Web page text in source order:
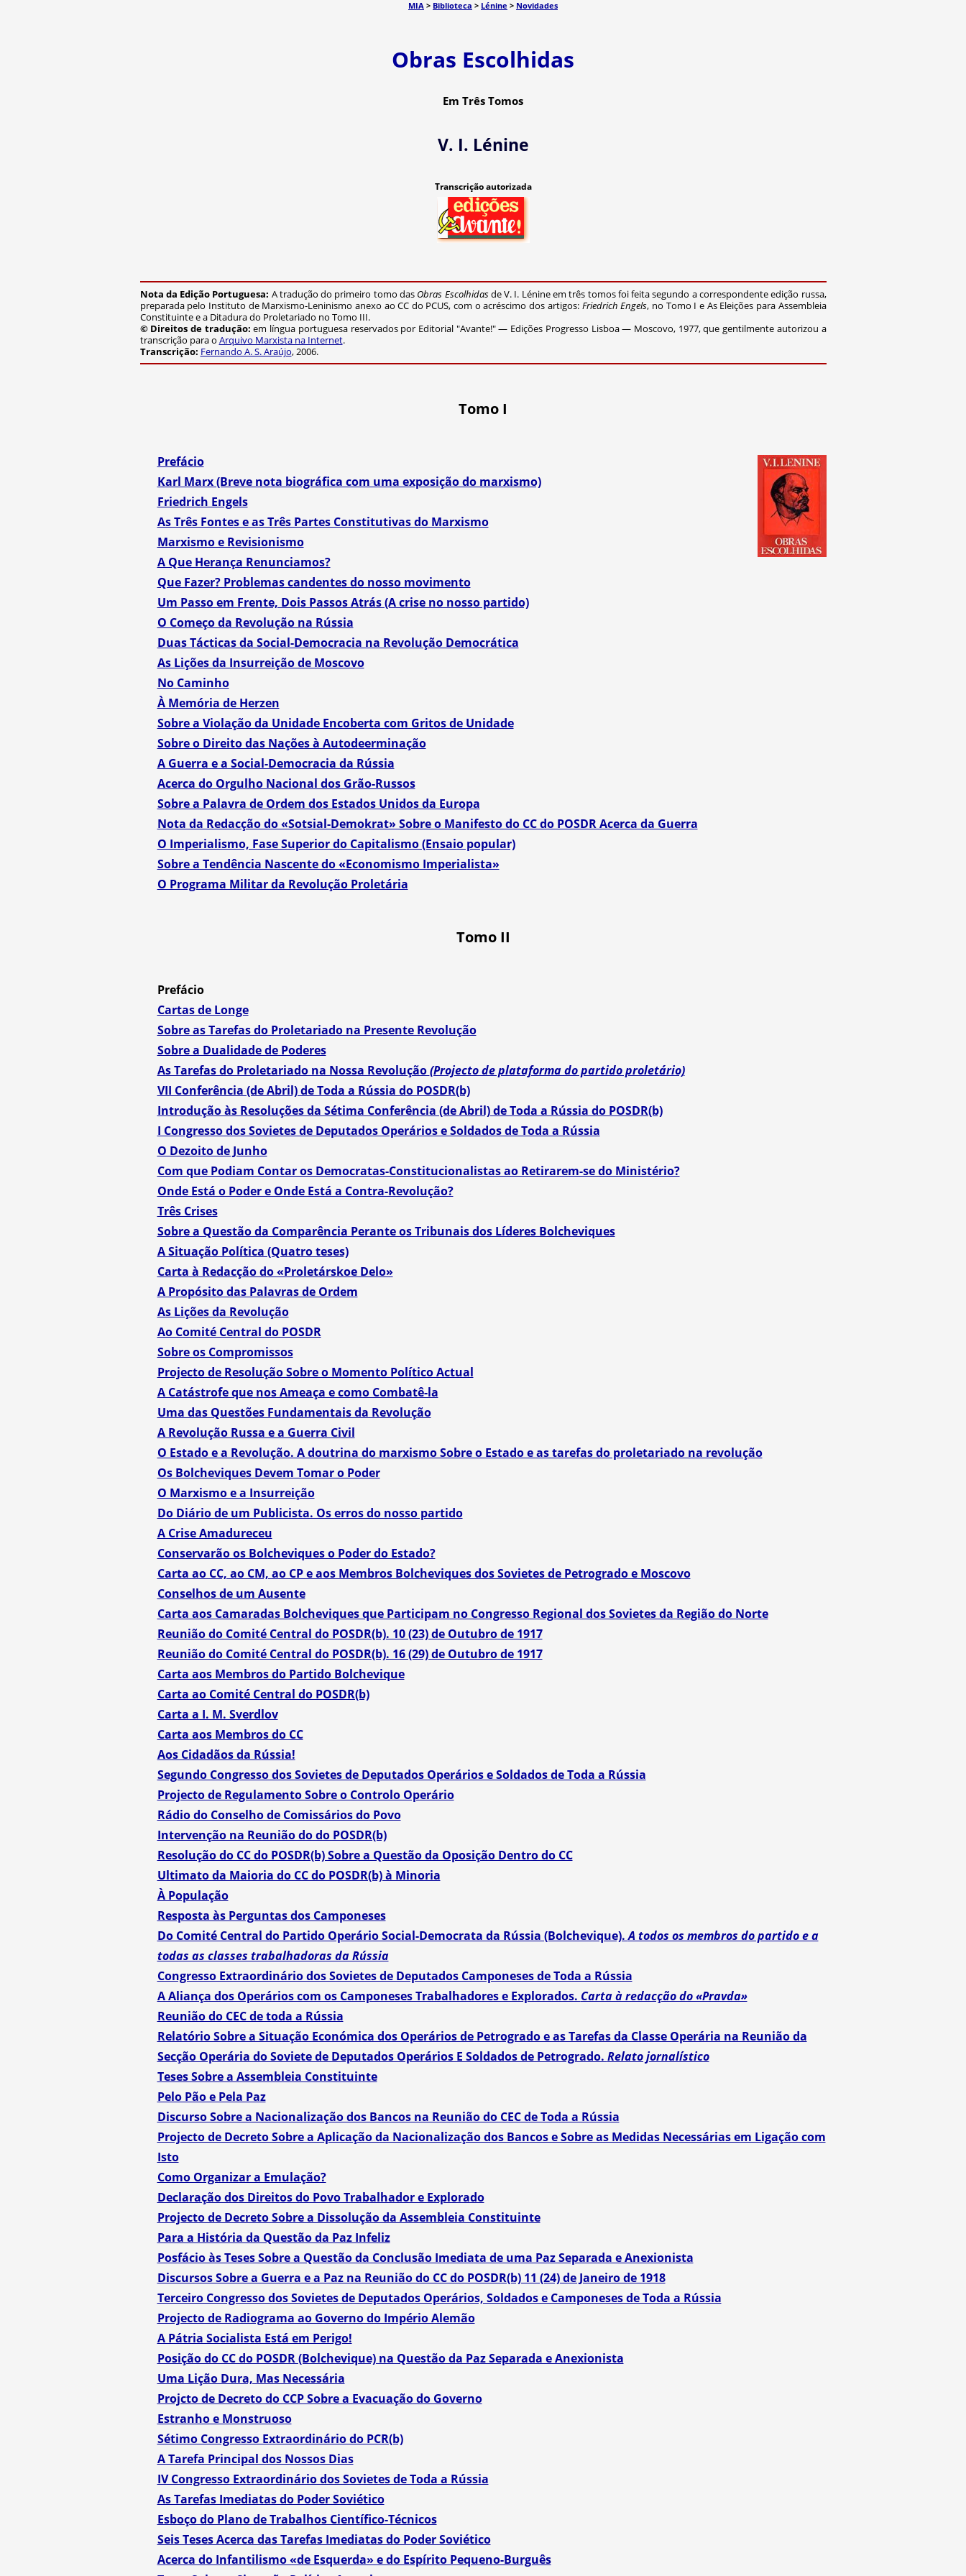
MIA > Biblioteca > Lénine > Novidades
Obras Escolhidas
Em Três Tomos
V. I. Lénine
Transcrição autorizada
Nota da Edição Portuguesa: A tradução do primeiro tomo das Obras Escolhidasde V. I. Lénine em três tomos foi feita segundo a correspondente edição russa,
preparada pelo Instituto de Marxismo-Leninismo anexo ao CC do PCUS, com o acréscimo dos artigos: Friedrich Engels, no Tomo I e As Eleições para Assembleia
Constituinte e a Ditadura do Proletariado no Tomo III.
© Direitos de tradução: em língua portuguesa reservados por Editorial "Avante!" — Edições Progresso Lisboa — Moscovo, 1977, que gentilmente autorizou a
transcrição para o Arquivo Marxista na Internet.
Transcrição: Fernando A. S. Araújo, 2006.
Tomo I
Prefácio
Karl Marx (Breve nota biográfica com uma exposição do marxismo)
Friedrich Engels
As Três Fontes e as Três Partes Constitutivas do Marxismo
Marxismo e Revisionismo
A Que Herança Renunciamos?
Que Fazer? Problemas candentes do nosso movimento
Um Passo em Frente, Dois Passos Atrás (A crise no nosso partido)
O Começo da Revolução na Rússia
Duas Tácticas da Social-Democracia na Revolução Democrática
As Lições da Insurreição de Moscovo
No Caminho
À Memória de Herzen
Sobre a Violação da Unidade Encoberta com Gritos de Unidade
Sobre o Direito das Nações à Autodeerminação
A Guerra e a Social-Democracia da Rússia
Acerca do Orgulho Nacional dos Grão-Russos
Sobre a Palavra de Ordem dos Estados Unidos da Europa
Nota da Redacção do «Sotsial-Demokrat» Sobre o Manifesto do CC do POSDR Acerca da Guerra
O Imperialismo, Fase Superior do Capitalismo (Ensaio popular)
Sobre a Tendência Nascente do «Economismo Imperialista»
O Programa Militar da Revolução Proletária
Tomo II
Prefácio
Cartas de Longe
Sobre as Tarefas do Proletariado na Presente Revolução
Sobre a Dualidade de Poderes
As Tarefas do Proletariado na Nossa Revolução(Projecto de plataforma do partido proletário)
VII Conferência (de Abril) de Toda a Rússia do POSDR(b)
Introdução às Resoluções da Sétima Conferência (de Abril) de Toda a Rússia do POSDR(b)
I Congresso dos Sovietes de Deputados Operários e Soldados de Toda a Rússia
O Dezoito de Junho
Com que Podiam Contar os Democratas-Constitucionalistas ao Retirarem-se do Ministério?
Onde Está o Poder e Onde Está a Contra-Revolução?
Três Crises
Sobre a Questão da Comparência Perante os Tribunais dos Líderes Bolcheviques
A Situação Política (Quatro teses)
Carta à Redacção do «Proletárskoe Delo»
A Propósito das Palavras de Ordem
As Lições da Revolução
Ao Comité Central do POSDR
Sobre os Compromissos
Projecto de Resolução Sobre o Momento Político Actual
A Catástrofe que nos Ameaça e como Combatê-la
Uma das Questões Fundamentais da Revolução
A Revolução Russa e a Guerra Civil
O Estado e a Revolução. A doutrina do marxismo Sobre o Estado e as tarefas do proletariado na revolução
Os Bolcheviques Devem Tomar o Poder
O Marxismo e a Insurreição
Do Diário de um Publicista. Os erros do nosso partido
A Crise Amadureceu
Conservarão os Bolcheviques o Poder do Estado?
Carta ao CC, ao CM, ao CP e aos Membros Bolcheviques dos Sovietes de Petrogrado e Moscovo
Conselhos de um Ausente
Carta aos Camaradas Bolcheviques que Participam no Congresso Regional dos Sovietes da Região do Norte
Reunião do Comité Central do POSDR(b). 10 (23) de Outubro de 1917
Reunião do Comité Central do POSDR(b). 16 (29) de Outubro de 1917
Carta aos Membros do Partido Bolchevique
Carta ao Comité Central do POSDR(b)
Carta a I. M. Sverdlov
Carta aos Membros do CC
Aos Cidadãos da Rússia!
Segundo Congresso dos Sovietes de Deputados Operários e Soldados de Toda a Rússia
Projecto de Regulamento Sobre o Controlo Operário
Rádio do Conselho de Comissários do Povo
Intervenção na Reunião do do POSDR(b)
Resolução do CC do POSDR(b) Sobre a Questão da Oposição Dentro do CC
Ultimato da Maioria do CC do POSDR(b) à Minoria
À População
Resposta às Perguntas dos Camponeses
Do Comité Central do Partido Operário Social-Democrata da Rússia (Bolchevique).A todos os membros do partido e a
todas as classes trabalhadoras da Rússia
Congresso Extraordinário dos Sovietes de Deputados Camponeses de Toda a Rússia
A Aliança dos Operários com os Camponeses Trabalhadores e Explorados. Carta à redacção do «Pravda»
Reunião do CEC de toda a Rússia
Relatório Sobre a Situação Económica dos Operários de Petrogrado e as Tarefas da Classe Operária na Reunião da
Secção Operária do Soviete de Deputados Operários E Soldados de Petrogrado. Relato jornalístico
Teses Sobre a Assembleia Constituinte
Pelo Pão e Pela Paz
Discurso Sobre a Nacionalização dos Bancos na Reunião do CEC de Toda a Rússia
Projecto de Decreto Sobre a Aplicação da Nacionalização dos Bancos e Sobre as Medidas Necessárias em Ligação com
Isto
Como Organizar a Emulação?
Declaração dos Direitos do Povo Trabalhador e Explorado
Projecto de Decreto Sobre a Dissolução da Assembleia Constituinte
Para a História da Questão da Paz Infeliz
Posfácio às Teses Sobre a Questão da Conclusão Imediata de uma Paz Separada e Anexionista
Discursos Sobre a Guerra e a Paz na Reunião do CC do POSDR(b) 11 (24) de Janeiro de 1918
Terceiro Congresso dos Sovietes de Deputados Operários, Soldados e Camponeses de Toda a Rússia
Projecto de Radiograma ao Governo do Império Alemão
A Pátria Socialista Está em Perigo!
Posição do CC do POSDR (Bolchevique) na Questão da Paz Separada e Anexionista
Uma Lição Dura, Mas Necessária
Projcto de Decreto do CCP Sobre a Evacuação do Governo
Estranho e Monstruoso
Sétimo Congresso Extraordinário do PCR(b)
A Tarefa Principal dos Nossos Dias
IV Congresso Extraordinário dos Sovietes de Toda a Rússia
As Tarefas Imediatas do Poder Soviético
Esboço do Plano de Trabalhos Científico-Técnicos
Seis Teses Acerca das Tarefas Imediatas do Poder Soviético
Acerca do Infantilismo «de Esquerda» e do Espírito Pequeno-Burguês